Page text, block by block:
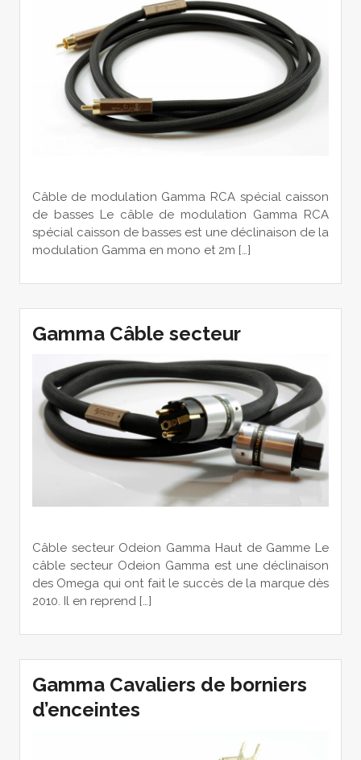
Câble de modulation Gamma RCA spécial caisson
de basses Le câble de modulation Gamma RCA
spécial caisson de basses est une déclinaison de la
modulation Gamma en mono et 2m […]
Gamma Câble secteur
Câble secteur Odeion Gamma Haut de Gamme Le
câble secteur Odeion Gamma est une déclinaison
des Omega qui ont fait le succès de la marque dès
2010. Il en reprend […]
Gamma Cavaliers de borniers
d’enceintes